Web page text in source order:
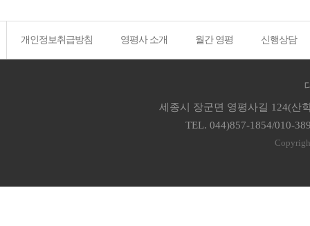
개인정보취급방침 영평사 소개 월간 영평 신행상담
세종시 장군면 영평사길 124(산
TEL. 044)857-1854/010-